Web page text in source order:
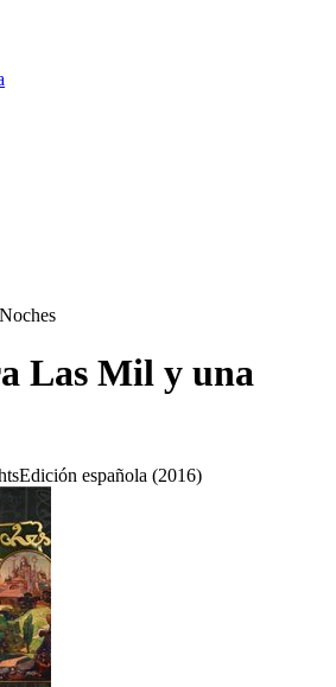
Las Mil y una
Edición española (2016)